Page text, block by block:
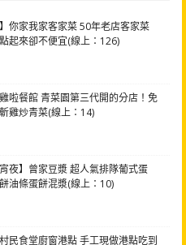
你家我家客家菜 50年老店客家菜
起來卻不便宜(線上：126)
啦餐館 青菜園第三代開的分店！免
雞炒青菜(線上：14)
夜】曾家豆漿 超人氣排隊葡式蛋
油條蛋餅混漿(線上：10)
民食堂廚窗港點 手工現做港點吃到